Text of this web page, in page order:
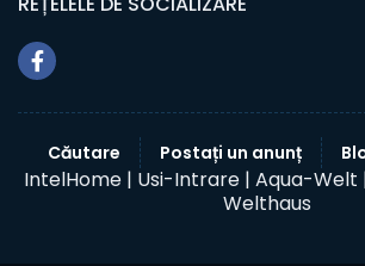
Căutare Postați un anunț
IntelHome | Usi-Intrare | Aqua-Welt
Welthaus